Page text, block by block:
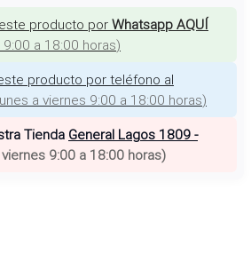
producto por Whatsapp AQUÍ
a 18:00 horas)
producto por teléfono al
a viernes 9:00 a 18:00 horas)
Tienda General Lagos 1809 -
9:00 a 18:00 horas)